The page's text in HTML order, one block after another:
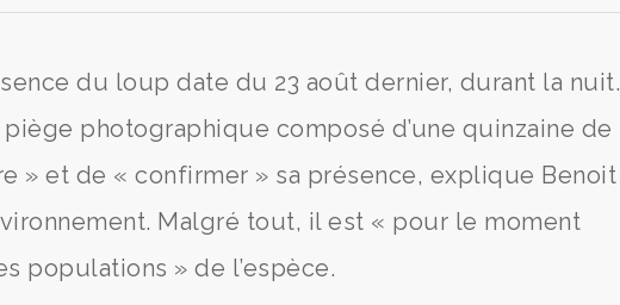
du loup date du 23 août dernier, durant la nuit.
photographique composé d’une quinzaine de
» et de « confirmer » sa présence, explique Benoit
Malgré tout, il est « pour le moment
populations » de l’espèce.